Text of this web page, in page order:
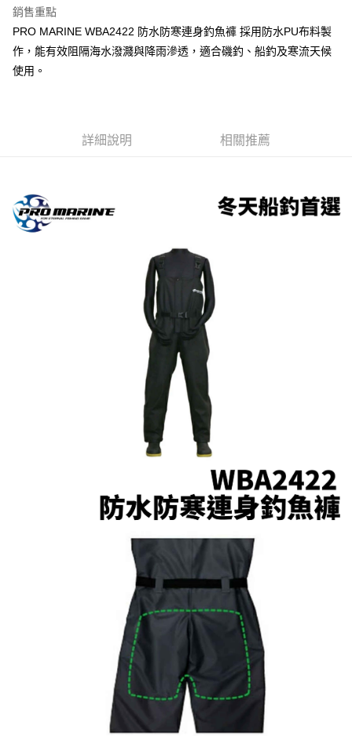
4.訂單成立30分鐘內，如未前往確認交易或遇審核未通過，訂單將自動取
消。如遇「轉專審核」未通過狀況，表示未達大哥付你分期系統評分，恕無
【繳款方式說明】
1.分期款項不併入電信帳單，「大哥付你分期」於每月結算日後寄送繳費提
2.基於同意付款使用「大哥付你分期」之契約關係目的，商店將以您的個人
資料（包含姓名、電話或地址）提供予台灣大哥大進項蒐集、處理及利用，
由本公司與您本人進行分期帳單所需資料之確認、核對及更正。
便利好安心！
１．簡單：不需註冊會員、不需綁卡、不需儲值。
２．便利：只要手機號碼，簡訊認證，即可結帳。
３．安心：先確認商品／服務後，再付款。
【「AFTEE先享後付」結帳流程】
３．收到繳費通知簡訊後14天內，點擊此簡訊中的連結，可透過四大超商／
ATM／網路銀行／等多元方式進行付款，方視為交易完成。
※ 交易是否成功請以「AFTEE先享後付 」之結帳頁面顯示為準，若有關於
是否繳費成功／繳費後需取消欲退款等相關疑問，請聯繫「AFTEE先享後付
客戶支援中心」
１．透過由恩沛科技股份有限公司提供之「AFTEE先享後付」服務完成之交
易，需依本服務之必要範圍內提供個人資料，並將交易相關給付款項請求債
權轉讓予恩沛科技股份有限公司。
２．關於個人資料處理事宜，請瀏覽以下網址：
３．未成年的使用者請事先徵得法定代理人或監護人之同意方可使用
「AFTEE先享後付」，若未經同意申辦者引起之損失，本公司不負相關責
４．使用「AFTEE先享後付」時，將依據個別帳號之用戶狀況，依本公司即
時審查核予不同之上限額度；若仍有額度不足之情形，本公司將視審查結果
５．嚴禁一人註冊多個帳號或使用他人資訊註冊。若發現惡意使用之情形，
恩沛科技股份有限公司將有權停止該用戶之使用額度並採取法律行動。
貨到付款
運送方式
付款後全家取貨
每筆NT$60，滿NT$1,200(含以上)免運費
付款後7-11取貨
每筆NT$60，滿NT$1,200(含以上)免運費
一般宅配（門市自取請勿下單，請聯繫客服）
每筆NT$100，滿NT$2,000(含以上)免運費
每筆NT$200，滿NT$2,000(含以上)免運費
貨到付款（門市自取請勿下單，請聯繫客服）
每筆NT$200，滿NT$3,000(含以上)免運費
國家/地區配送(**下單前請私訊客服確認實際運費(運費另
銷售重點
PRO MARINE WBA2422 防水防寒連身釣魚褲 採用防水PU布料製
作，能有效阻隔海水潑濺與降雨滲透，適合磯釣、船釣及寒流天候
使用。
詳細說明 相關推薦